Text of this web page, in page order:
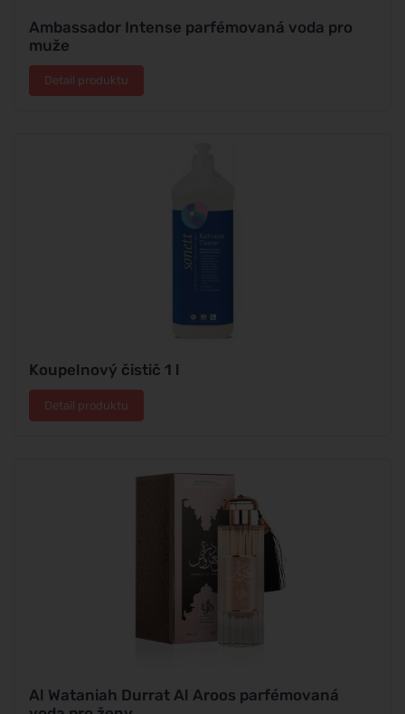
Ambassador Intense parfémovaná voda pro
muže
Detail produktu
Koupelnový čistič 1 l
Detail produktu
Al Wataniah Durrat Al Aroos parfémovaná